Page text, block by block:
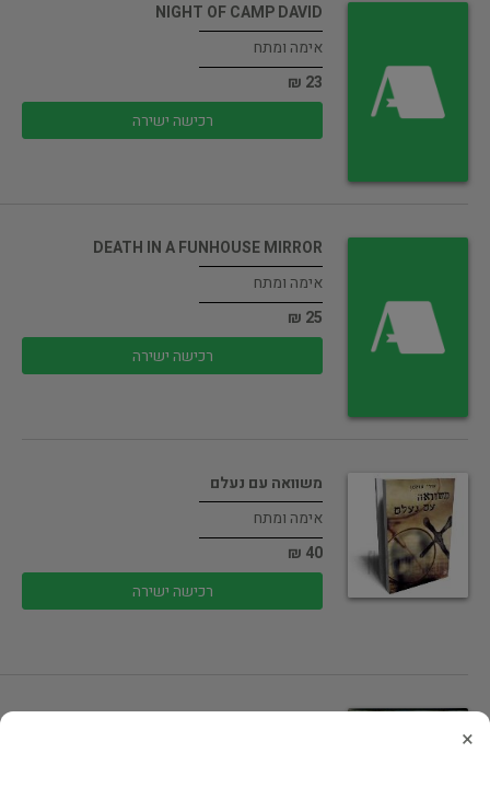
NIGHT OF CAMP DAVID
אימה ומתח
23 ₪
רכישה ישירה
DEATH IN A FUNHOUSE MIRROR
אימה ומתח
25 ₪
רכישה ישירה
משוואה עם נעלם
אימה ומתח
40 ₪
רכישה ישירה
תביעה אזרחית
×